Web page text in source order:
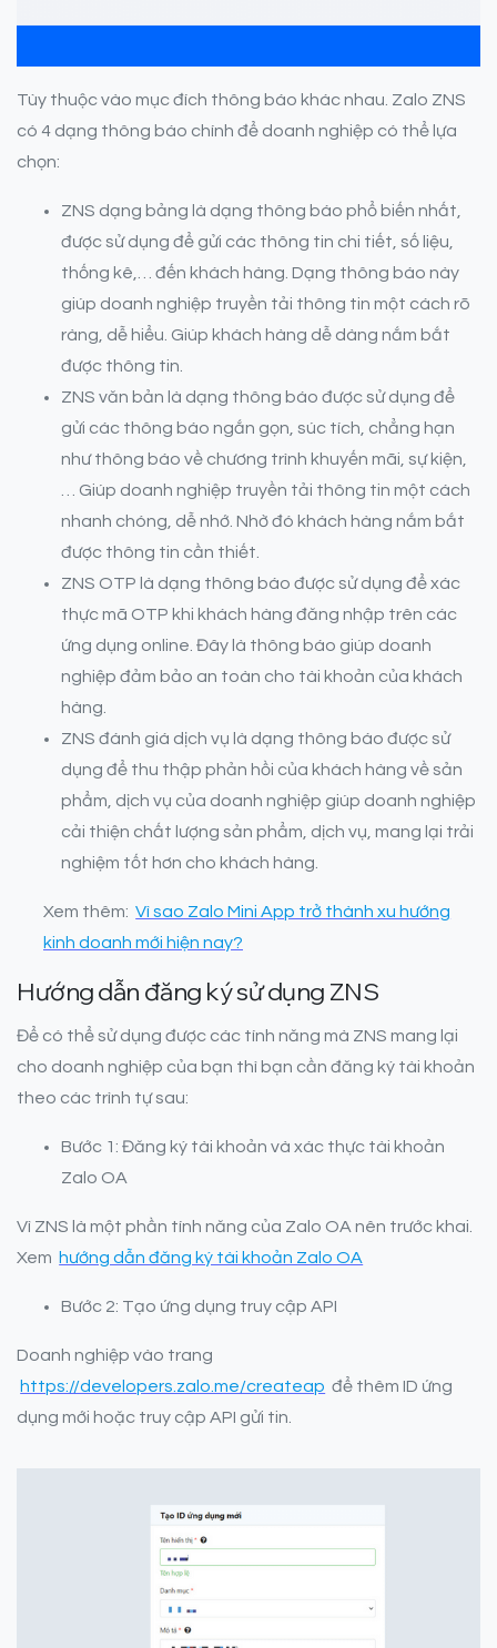
Tùy thuộc vào mục đích thông báo khác nhau. Zalo ZNS
có 4 dạng thông báo chính để doanh nghiệp có thể lựa
chọn:
ZNS dạng bảng là dạng thông báo phổ biến nhất,
được sử dụng để gửi các thông tin chi tiết, số liệu,
thống kê,… đến khách hàng. Dạng thông báo này
giúp doanh nghiệp truyền tải thông tin một cách rõ
ràng, dễ hiểu. Giúp khách hàng dễ dàng nắm bắt
được thông tin.
ZNS văn bản là dạng thông báo được sử dụng để
gửi các thông báo ngắn gọn, súc tích, chẳng hạn
như thông báo về chương trình khuyến mãi, sự kiện,
… Giúp doanh nghiệp truyền tải thông tin một cách
nhanh chóng, dễ nhớ. Nhờ đó khách hàng nắm bắt
được thông tin cần thiết.
ZNS OTP là dạng thông báo được sử dụng để xác
thực mã OTP khi khách hàng đăng nhập trên các
ứng dụng online. Đây là thông báo giúp doanh
nghiệp đảm bảo an toàn cho tài khoản của khách
hàng.
ZNS đánh giá dịch vụ là dạng thông báo được sử
dụng để thu thập phản hồi của khách hàng về sản
phẩm, dịch vụ của doanh nghiệp giúp doanh nghiệp
cải thiện chất lượng sản phẩm, dịch vụ, mang lại trải
nghiệm tốt hơn cho khách hàng.
Xem thêm: Vì sao Zalo Mini App trở thành xu hướng
kinh doanh mới hiện nay?
Hướng dẫn đăng ký sử dụng ZNS
Để có thể sử dụng được các tính năng mà ZNS mang lại
cho doanh nghiệp của bạn thì bạn cần đăng ký tài khoản
theo các trình tự sau:
Bước 1: Đăng ký tài khoản và xác thực tài khoản
Zalo OA
Vì ZNS là một phần tính năng của Zalo OA nên trước khai.
Xem hướng dẫn đăng ký tài khoản Zalo OA
Bước 2: Tạo ứng dụng truy cập API
Doanh nghiệp vào trang
https://developers.zalo.me/createap để thêm ID ứng
dụng mới hoặc truy cập API gửi tin.